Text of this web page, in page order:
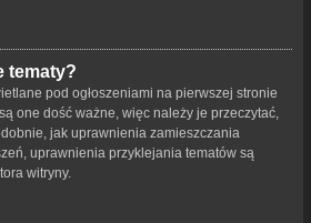
tematy?
pod ogłoszeniami na pierwszej stronie
one dość ważne, więc należy je przeczytać,
jak uprawnienia zamieszczania
uprawnienia przyklejania tematów są
witryny.